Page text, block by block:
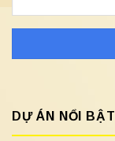
DỰ ÁN NỔI BẬT